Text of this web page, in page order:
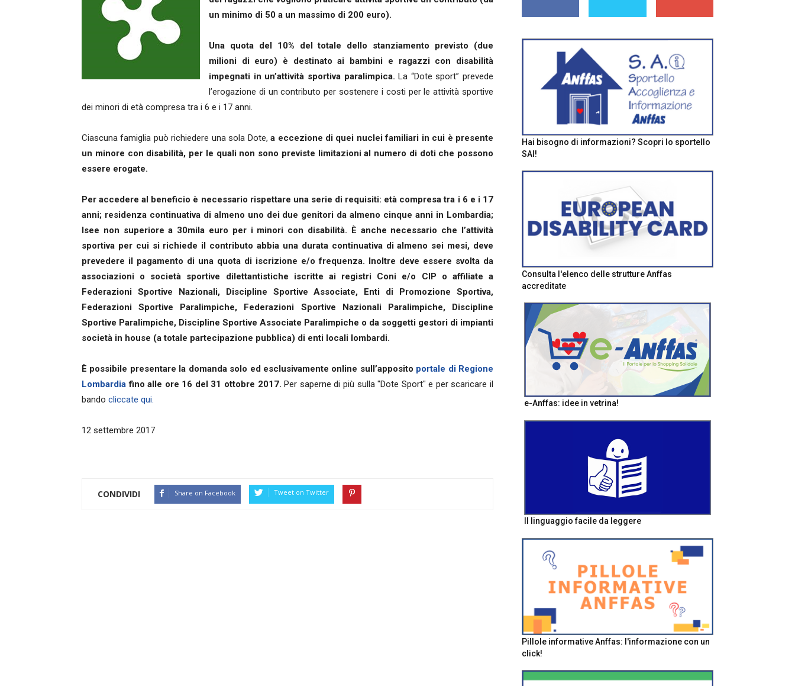
un minimo di 50 a un massimo di 200 euro).
Una quota del 10% del totale dello stanziamento previsto (due
milioni di euro) è destinato ai bambini e ragazzi con disabilità
impegnati in un’attività sportiva paralimpica. La “Dote sport” prevede
l’erogazione di un contributo per sostenere i costi per le attività sportive
dei minori di età compresa tra i 6 e i 17 anni.
Ciascuna famiglia può richiedere una sola Dote,a eccezione di quei nuclei familiari in cui è presente
un minore con disabilità, per le quali non sono previste limitazioni al numero di doti che possono
essere erogate.
Per accedere al beneficio è necessario rispettare una serie di requisiti: età compresa tra i 6 e i 17
anni; residenza continuativa di almeno uno dei due genitori da almeno cinque anni in Lombardia;
Isee non superiore a 30mila euro per i minori con disabilità. È anche necessario che l’attività
sportiva per cui si richiede il contributo abbia una durata continuativa di almeno sei mesi, deve
prevedere il pagamento di una quota di iscrizione e/o frequenza. Inoltre deve essere svolta da
associazioni o società sportive dilettantistiche iscritte ai registri Coni e/o CIP o affiliate a
Federazioni Sportive Nazionali, Discipline Sportive Associate, Enti di Promozione Sportiva,
Federazioni Sportive Paralimpiche, Federazioni Sportive Nazionali Paralimpiche, Discipline
Sportive Paralimpiche, Discipline Sportive Associate Paralimpiche o da soggetti gestori di impianti
società in house (a totale partecipazione pubblica) di enti locali lombardi.
È possibile presentare la domanda solo ed esclusivamente online sull’apposito portale di Regione
Lombardia fino alle ore 16 del 31 ottobre 2017. Per saperne di più sulla "Dote Sport" e per scaricare il
bando cliccate qui.
12 settembre 2017
CONDIVIDI Share on Facebook Tweet on Twitter
Hai bisogno di informazioni? Scopri lo sportello
SAI!
Consulta l'elenco delle strutture Anffas
accreditate
e-Anffas: idee in vetrina!
Il linguaggio facile da leggere
Pillole informative Anffas: l'informazione con un
click!